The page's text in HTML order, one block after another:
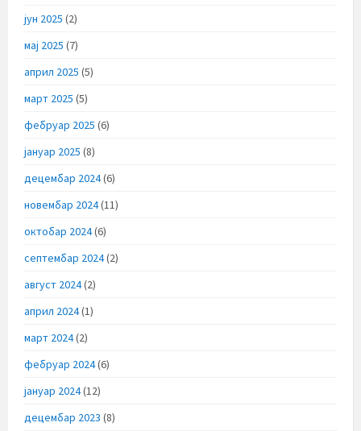
јун 2025 (2)
мај 2025 (7)
април 2025 (5)
март 2025 (5)
фебруар 2025 (6)
јануар 2025 (8)
децембар 2024(6)
новембар 2024(11)
октобар 2024(6)
септембар 2024(2)
август 2024(2)
април 2024(1)
март 2024(2)
фебруар 2024(6)
јануар 2024(12)
децембар 2023 (8)